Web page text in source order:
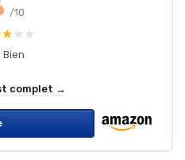
/10
Bien
complet →